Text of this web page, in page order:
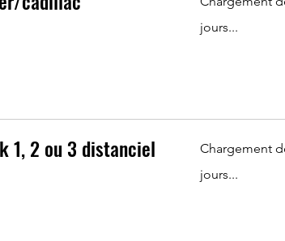
jours...
1, 2 ou 3 distanciel
Chargement
jours...